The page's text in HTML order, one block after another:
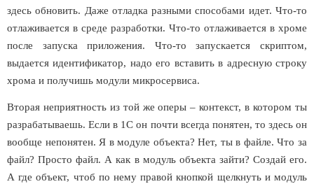
здесь обновить. Даже отладка разными способами идет. Что-то
отлаживается в среде разработки. Что-то отлаживается в хроме
после запуска приложения. Что-то запускается скриптом,
выдается идентификатор, надо его вставить в адресную строку
хрома и получишь модули микросервиса.
Вторая неприятность из той же оперы – контекст, в котором ты
разрабатываешь. Если в 1С он почти всегда понятен, то здесь он
вообще непонятен. Я в модуле объекта? Нет, ты в файле. Что за
файл? Просто файл. А как в модуль объекта зайти? Создай его.
А где объект, чтоб по нему правой кнопкой щелкнуть и модуль